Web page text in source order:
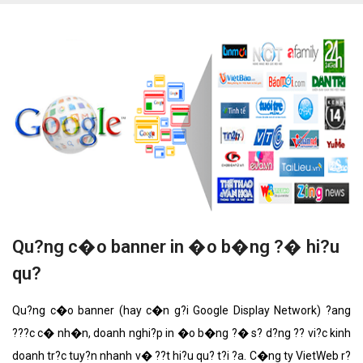
Qu?ng c�o banner in �o b�ng ?� hi?u
qu?
Qu?ng c�o banner (hay c�n g?i Google Display Network) ?ang
???c c� nh�n, doanh nghi?p in �o b�ng ?� s? d?ng ?? vi?c kinh
doanh tr?c tuy?n nhanh v� ??t hi?u qu? t?i ?a. C�ng ty VietWeb r?